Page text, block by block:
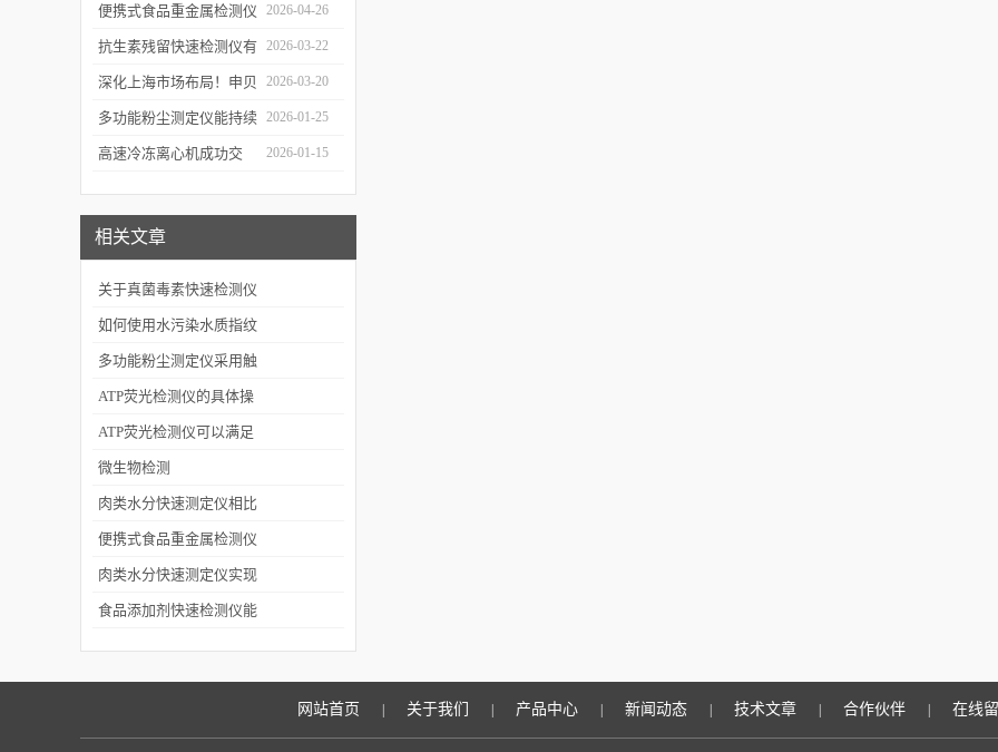
贝科学仪器粮油检测仪器
整装发往粮油站
便携式食品重金属检测仪
有哪些特点值得选择？
2026-04-26
抗生素残留快速检测仪有
哪些优势值得选择？
2026-03-22
深化上海市场布局！申贝
科学仪器水质在线监测仪
成功签约沪上客户
2026-03-20
多功能粉尘测定仪能持续
监测粉尘浓度，实时显示
2026-01-25
高速冷冻离心机成功交 2026-01-15
相关文章
关于真菌毒素快速检测仪
的特点
如何使用水污染水质指纹
预警溯源仪
多功能粉尘测定仪采用触
摸屏设计，简单易懂
ATP荧光检测仪的具体操
作步骤介绍
ATP荧光检测仪可以满足
不同用户的需要
微生物检测
肉类水分快速测定仪相比
于传统烘箱法有哪些优
势？
便携式食品重金属检测仪
具有哪些特点
肉类水分快速测定仪实现
各种被测样品的快速测定
食品添加剂快速检测仪能
网站首页 关于我们 产品中心 新闻动态 技术文章 合作伙伴 在线